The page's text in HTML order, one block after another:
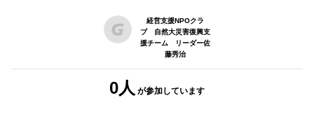
経営支援NPOクラ
ブ 自然大災害復興支
援チーム リーダー佐
藤秀治
0人 が参加しています